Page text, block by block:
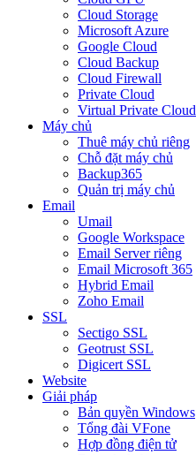
Cloud Storage
Microsoft Azure
Google Cloud
Cloud Backup
Cloud Firewall
Private Cloud
Virtual Private Cloud
Máy chủ
Thuê máy chủ riêng
Chỗ đặt máy chủ
Backup365
Quản trị máy chủ
Email
Umail
Google Workspace
Email Server riêng
Email Microsoft 365
Hybrid Email
Zoho Email
SSL
Sectigo SSL
Geotrust SSL
Digicert SSL
Website
Giải pháp
Bản quyền Windows
Tổng đài VFone
Hợp đồng điện tử